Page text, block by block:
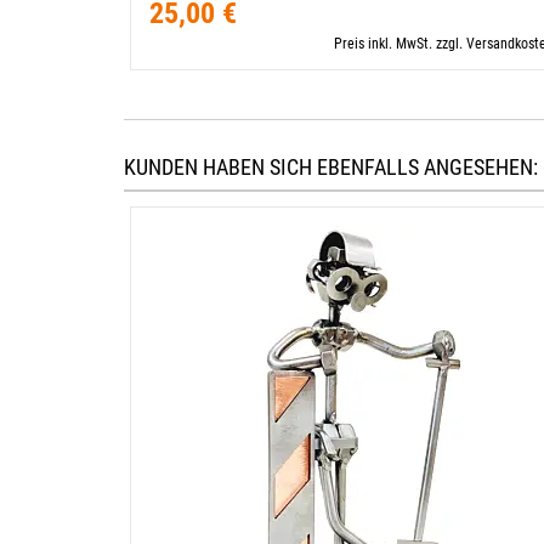
25,00 €
Preis inkl. MwSt. zzgl.
KUNDEN HABEN SICH EBENFALLS ANGESEHEN: